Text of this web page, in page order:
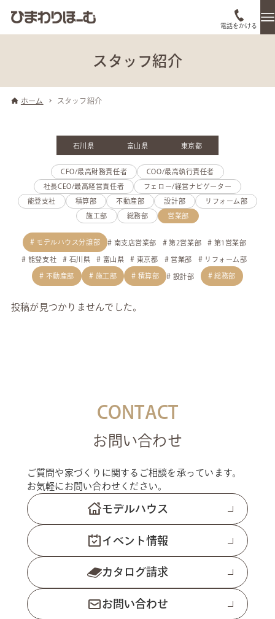
電話をかける
スタッフ紹介
ホーム スタッフ紹介
石川県 富山県 東京都
CFO/最高財務責任者 COO/最高執行責任者
社長CEO/最高経営責任者 フェロー/経営ナビゲーター
能登支社 積算部 不動産部 設計部 リフォーム部
施工部 総務部 営業部
モデルハウス分譲部 南支店営業部 第2営業部 第1営業部
能登支社 石川県 富山県 東京都 営業部 リフォーム部
不動産部 施工部 積算部 設計部 総務部
投稿が見つかりませんでした。
CONTACT
お問い合わせ
ご質問や家づくりに関するご相談を承っています。
お気軽にお問い合わせください。
モデルハウス
イベント情報
カタログ請求
お問い合わせ